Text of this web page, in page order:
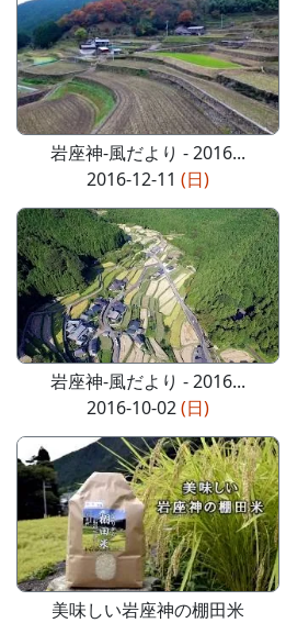
岩座神-風だより - 2016...
2016-12-11 (日)
岩座神-風だより - 2016...
2016-10-02(日)
美味しい岩座神の棚田米